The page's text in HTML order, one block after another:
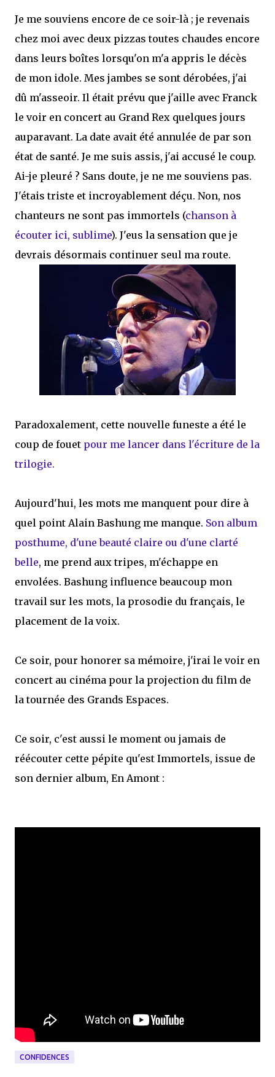
Je me souviens encore de ce soir-là ; je revenais
chez moi avec deux pizzas toutes chaudes encore
dans leurs boîtes lorsqu'on m'a appris le décès
de mon idole. Mes jambes se sont dérobées, j'ai
dû m'asseoir. Il était prévu que j'aille avec Franck
le voir en concert au Grand Rex quelques jours
auparavant. La date avait été annulée de par son
état de santé. Je me suis assis, j'ai accusé le coup.
Ai-je pleuré ? Sans doute, je ne me souviens pas.
J'étais triste et incroyablement déçu. Non, nos
chanteurs ne sont pas immortels (chanson à
écouter ici, sublime). J'eus la sensation que je
devrais désormais continuer seul ma route.
Paradoxalement, cette nouvelle funeste a été le
coup de fouet pour me lancer dans l'écriture de la
trilogie.
Aujourd'hui, les mots me manquent pour dire à
quel point Alain Bashung me manque. Son album
posthume, d'une beauté claire ou d'une clarté
belle, me prend aux tripes, m'échappe en
envolées. Bashung influence beaucoup mon
travail sur les mots, la prosodie du français, le
placement de la voix.
Ce soir, pour honorer sa mémoire, j'irai le voir en
concert au cinéma pour la projection du film de
la tournée des Grands Espaces.
Ce soir, c'est aussi le moment ou jamais de
réécouter cette pépite qu'est Immortels, issue de
son dernier album, En Amont :
CONFIDENCES